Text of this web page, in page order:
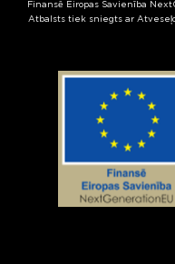
Finansē Eiropas Savienība
Atbalsts tiek sniegts ar